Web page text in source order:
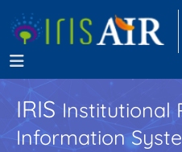
IRISInstitutional
Information